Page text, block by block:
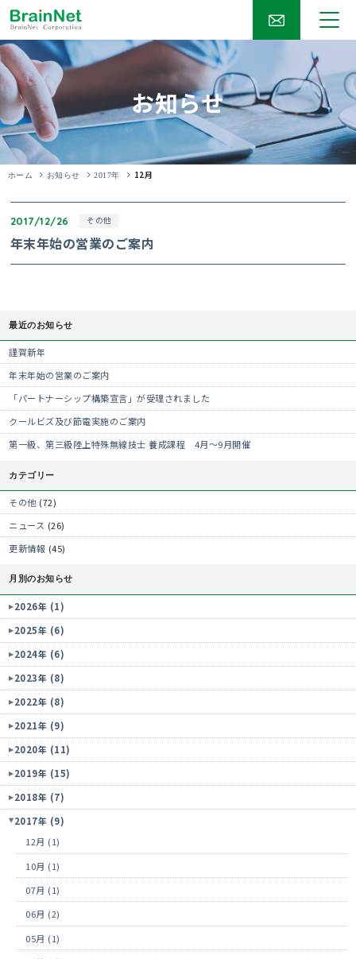
お知らせ
ホーム お知らせ 2017年 12月
2017/12/26 その他
年末年始の営業のご案内
最近のお知らせ
謹賀新年
年末年始の営業のご案内
「パートナーシップ構築宣言」が受理されました
クールビズ及び節電実施のご案内
第一級、第三級陸上特殊無線技士 養成課程 4月～9月開催
カテゴリー
その他 (72)
ニュース (26)
更新情報 (45)
月別のお知らせ
2026年 (1)
2025年 (6)
2024年 (6)
2023年 (8)
2022年 (8)
2021年 (9)
2020年 (11)
2019年 (15)
2018年 (7)
2017年 (9)
12月 (1)
10月 (1)
07月 (1)
06月 (2)
05月 (1)